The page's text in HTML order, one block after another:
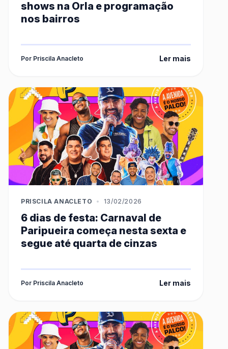
shows na Orla e programação
nos bairros
Por Priscila Anacleto Ler mais
PRISCILA ANACLETO • 13/02/2026
6 dias de festa: Carnaval de
Paripueira começa nesta sexta e
segue até quarta de cinzas
Por Priscila Anacleto Ler mais